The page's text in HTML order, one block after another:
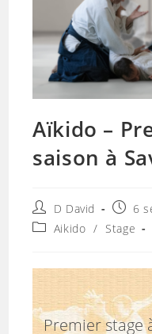
Aïkido –
saison à
Auteur/autrice
de
D David
6
PostAikido / Stage
Premier stage